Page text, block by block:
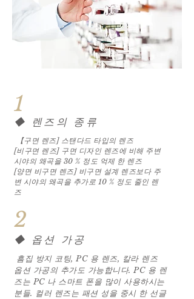
1
◆ 렌즈의 종류
【구면 렌즈] 스탠다드 타입의 렌즈
[비구면 렌즈] 구면 디자인 렌즈에 비해 주변
시야의 왜곡을 30 % 정도 억제 한 렌즈
[양면 비구면 렌즈] 비구면 설계 렌즈보다 주
변 시야의 왜곡을 추가로 10 % 정도 줄인 렌
즈
2
◆ 옵션 가공
흠집 방지 코팅, PC 용 렌즈, 칼라 렌즈
옵션 가공의 추가도 가능합니다. PC 용 렌
즈는 PC 나 스마트 폰을 많이 사용하시는
분들. 컬러 렌즈는 패션 성을 중시 한 선글